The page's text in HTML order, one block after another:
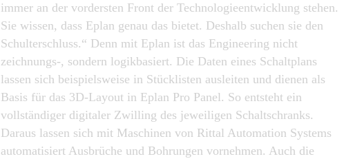
immer an der vordersten Front der Technologieentwicklung stehen.
Sie wissen, dass Eplan genau das bietet. Deshalb suchen sie den
Schulterschluss.“ Denn mit Eplan ist das Engineering nicht
zeichnungs-, sondern logikbasiert. Die Daten eines Schaltplans
lassen sich beispielsweise in Stücklisten ausleiten und dienen als
Basis für das 3D-Layout in Eplan Pro Panel. So entsteht ein
vollständiger digitaler Zwilling des jeweiligen Schaltschranks.
Daraus lassen sich mit Maschinen von Rittal Automation Systems
automatisiert Ausbrüche und Bohrungen vornehmen. Auch die